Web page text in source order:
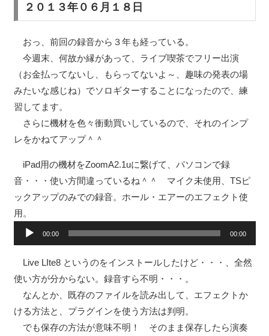
２０１３年０６月１８日
おっ、前回の録音から３年も経っている。
今週末、何故か縁があって、ライブ喫茶でフリー出演
（お金払ってないし、もらってないよ～、趣味の発表の場
みたいな感じね）でソロギターすることになったので、練
習してます。
さらに機材を色々衝動買いしているので、それのインプ
レをかねてアップ＾＾
iPad用の機材をZoomA2.1uに繋げて、パソコンで録
音・・・使い方間違っているね＾＾ マイク未使用、TSピ
ックアップのみでの録音。ホール・エアーのエフェクト使
用。
声
レ
ヤ
00:00 00:00
Live LIte8 というのをインストールしたけど・・・、全然
使い方が分からない。録音すら不明・・・。
なんとか、既存のファイルを読み出して、エフェクトか
ける方法と、プラグインを使う方法は判明。
でも保存の方法が意味不明！ そのまま保存したら演奏